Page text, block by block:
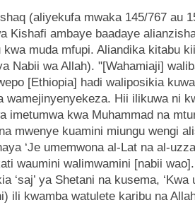
(aliyekufa mwaka 145/767 au
Kishafi ambaye baadaye
kwa muda mfupi. Aliandika kitabu
Nabii wa Allah). "[Wahamiaji]
[Ethiopia] hadi waliposikia
wamejinyenyekeza. Hii ilikuwa ni
imetumwa kwa Muhammad na
mwenye kuamini miungu wengi
‘Je umemwona al-Lat na al-
waumini walimwamini [nabii
‘saj’ ya Shetani na kusema,
ili kwamba watulete karibu na